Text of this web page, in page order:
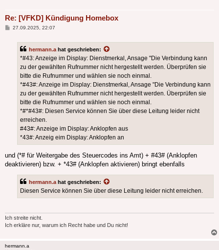
Re: [VFKD] Kündigung Homebox
Beitrag
27.09.2025, 22:07
hermann.a hat geschrieben:
*#43: Anzeige im Display: Dienstmerkal, Ansage "Die Verbindung kann
zu der gewählten Rufnummer nicht hergestellt werden. Überprüfen sie
bitte die Rufnummer und wählen sie noch einmal.
*#43#: Anzeige im Display: Dienstmerkal, Ansage "Die Verbindung kann
zu der gewählten Rufnummer nicht hergestellt werden. Überprüfen sie
bitte die Rufnummer und wählen sie noch einmal.
*#*#43#: Diesen Service können Sie über diese Leitung leider nicht
erreichen.
#43#: Anzeige im Display: Anklopfen aus
*43#: Anzeig eim Display: Anklopfen an
und (*# für Weitergabe des Steuercodes ins Amt) + #43# (Anklopfen
deaktivieren) bzw. + *43# (Anklopfen aktivieren) bringt ebenfalls
hermann.a hat geschrieben:
Diesen Service können Sie über diese Leitung leider nicht erreichen.
Ich streite nicht.
Ich erkläre nur, warum ich Recht habe und Du nicht!
hermann.a